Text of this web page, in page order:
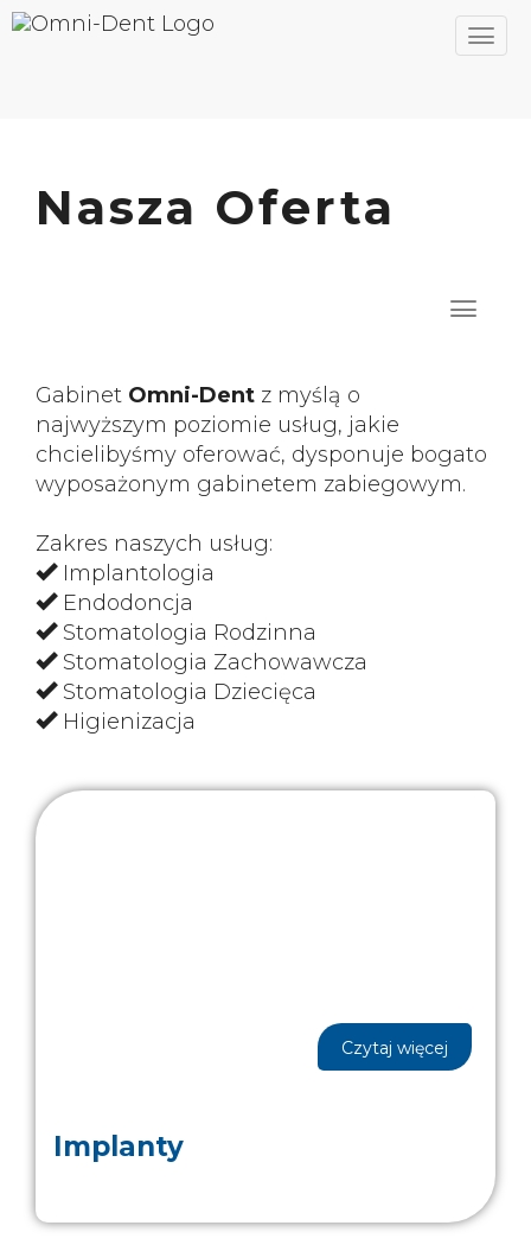
Nasza Oferta
Gabinet Omni-Dent z myślą o
najwyższym poziomie usług, jakie
chcielibyśmy oferować, dysponuje bogato
wyposażonym gabinetem zabiegowym.
Zakres naszych usług:
Implantologia
Endodoncja
Stomatologia Rodzinna
Stomatologia Zachowawcza
Stomatologia Dziecięca
Higienizacja
Czytaj więcej
Implanty